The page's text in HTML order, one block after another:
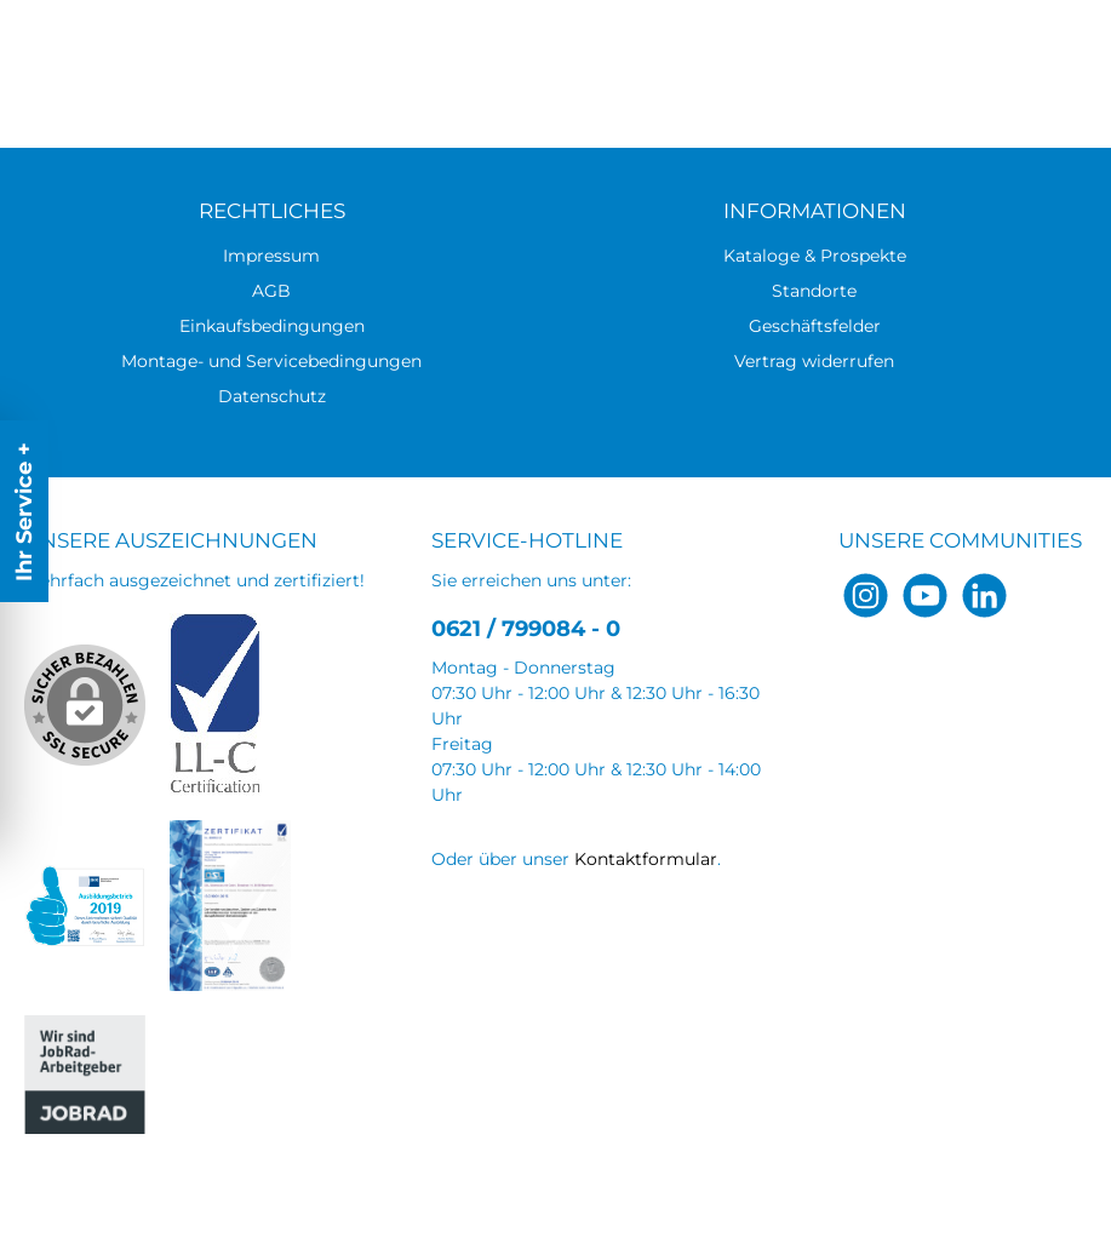
RECHTLICHES
Impressum
AGB
Einkaufsbedingungen
Montage- und Servicebedingungen
Datenschutz
INFORMATIONEN
Kataloge & Prospekte
Standorte
Geschäftsfelder
Vertrag widerrufen
UNSERE AUSZEICHNUNGEN
Mehrfach ausgezeichnet und zertifiziert!
SERVICE-HOTLINE
Sie erreichen uns unter:
0621 / 799084 - 0
Montag - Donnerstag
07:30 Uhr - 12:00 Uhr & 12:30 Uhr - 16:30
Uhr
Freitag
07:30 Uhr - 12:00 Uhr & 12:30 Uhr - 14:00
Uhr
Oder über unser Kontaktformular.
UNSERE COMMUNITIES
Ihr Service +